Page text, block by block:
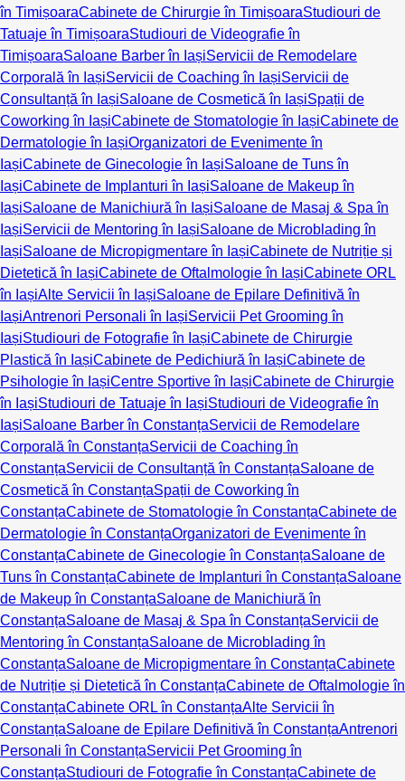
în TimișoaraCabinete de Chirurgie în TimișoaraStudiouri de
Tatuaje în TimișoaraStudiouri de Videografie în
TimișoaraSaloane Barber în IașiServicii de Remodelare
Corporală în IașiServicii de Coaching în IașiServicii de
Consultanță în IașiSaloane de Cosmetică în IașiSpații de
Coworking în IașiCabinete de Stomatologie în IașiCabinete de
Dermatologie în IașiOrganizatori de Evenimente în
IașiCabinete de Ginecologie în IașiSaloane de Tuns în
IașiCabinete de Implanturi în IașiSaloane de Makeup în
IașiSaloane de Manichiură în IașiSaloane de Masaj & Spa în
IașiServicii de Mentoring în IașiSaloane de Microblading în
IașiSaloane de Micropigmentare în IașiCabinete de Nutriție și
Dietetică în IașiCabinete de Oftalmologie în IașiCabinete ORL
în IașiAlte Servicii în IașiSaloane de Epilare Definitivă în
IașiAntrenori Personali în IașiServicii Pet Grooming în
IașiStudiouri de Fotografie în IașiCabinete de Chirurgie
Plastică în IașiCabinete de Pedichiură în IașiCabinete de
Psihologie în IașiCentre Sportive în IașiCabinete de Chirurgie
în IașiStudiouri de Tatuaje în IașiStudiouri de Videografie în
IașiSaloane Barber în ConstanțaServicii de Remodelare
Corporală în ConstanțaServicii de Coaching în
ConstanțaServicii de Consultanță în ConstanțaSaloane de
Cosmetică în ConstanțaSpații de Coworking în
ConstanțaCabinete de Stomatologie în ConstanțaCabinete de
Dermatologie în ConstanțaOrganizatori de Evenimente în
ConstanțaCabinete de Ginecologie în ConstanțaSaloane de
Tuns în ConstanțaCabinete de Implanturi în ConstanțaSaloane
de Makeup în ConstanțaSaloane de Manichiură în
ConstanțaSaloane de Masaj & Spa în ConstanțaServicii de
Mentoring în ConstanțaSaloane de Microblading în
ConstanțaSaloane de Micropigmentare în ConstanțaCabinete
de Nutriție și Dietetică în ConstanțaCabinete de Oftalmologie în
ConstanțaCabinete ORL în ConstanțaAlte Servicii în
ConstanțaSaloane de Epilare Definitivă în ConstanțaAntrenori
Personali în ConstanțaServicii Pet Grooming în
ConstanțaStudiouri de Fotografie în ConstanțaCabinete de